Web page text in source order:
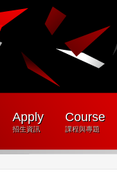
Apply
招生資訊
Course
課程與專題